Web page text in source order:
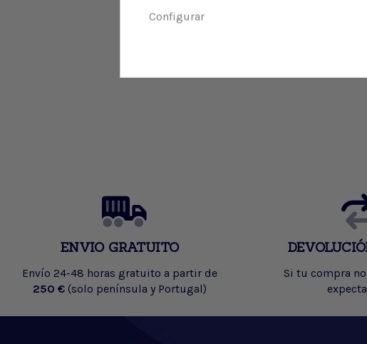
ENVIO GRATUITO
Envío 24-48 horas gratuito a partir de
250 € (solo península y Portugal)
Si tu compra
Configurar